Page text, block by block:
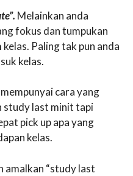
Melainkan anda
fokus dan tumpukan
Paling tak pun anda
kelas.
cara yang
study last minit tapi
pick up apa yang
kelas.
amalkan “study last